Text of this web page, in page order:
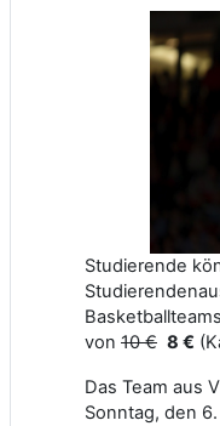
Studierende
von 10 € 8 €
Das Team aus
Sonntag, den